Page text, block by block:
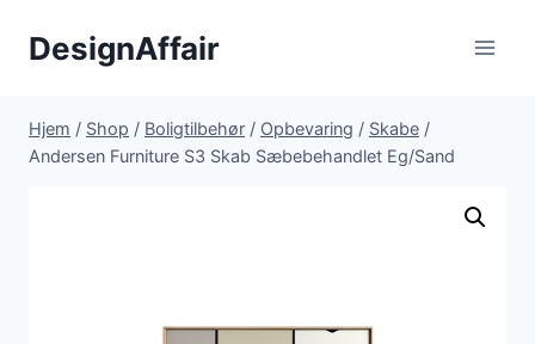
DesignAffair
Hjem / Shop / Boligtilbehør / Opbevaring / Skabe /
Andersen Furniture S3 Skab Sæbebehandlet Eg/Sand